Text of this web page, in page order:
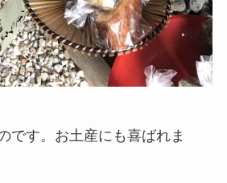
です。お土産にも喜ばれま